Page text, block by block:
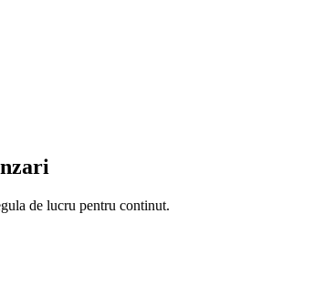
de lucru pentru continut.